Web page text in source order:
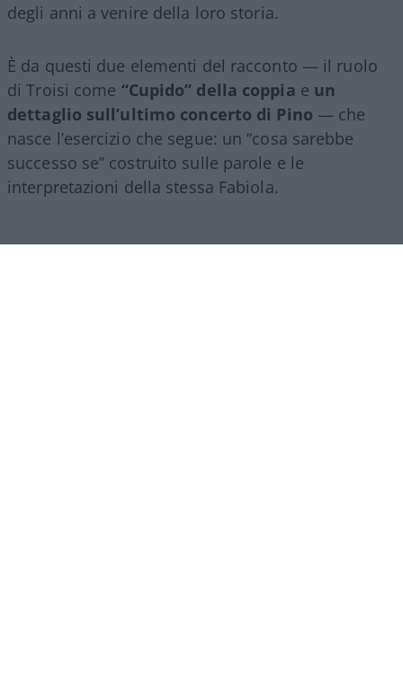
degli anni a venire della loro storia.
È da questi due elementi del racconto — il ruolo
di Troisi come “Cupido” della coppia e un
dettaglio sull’ultimo concerto di Pino — che
nasce l’esercizio che segue: un “cosa sarebbe
successo se” costruito sulle parole e le
interpretazioni della stessa Fabiola.